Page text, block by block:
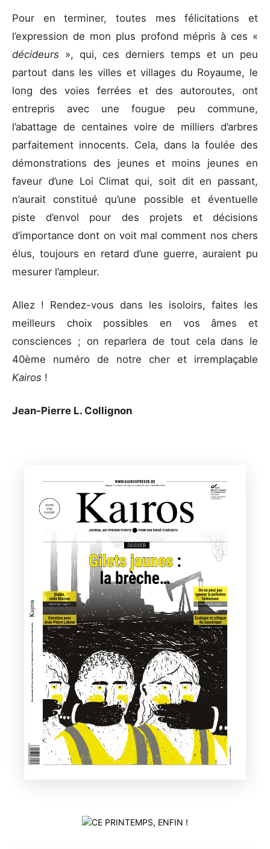
Pour en terminer, toutes mes félicitations et
l’expression de mon plus profond mépris à ces «
décideurs », qui, ces derniers temps et un peu
partout dans les villes et villages du Royaume, le
long des voies ferrées et des autoroutes, ont
entrepris avec une fougue peu commune,
l’abattage de centaines voire de milliers d’arbres
parfaitement innocents. Cela, dans la foulée des
démonstrations des jeunes et moins jeunes en
faveur d’une Loi Climat qui, soit dit en passant,
n’aurait constitué qu’une possible et éventuelle
piste d’envol pour des projets et décisions
d’importance dont on voit mal comment nos chers
élus, toujours en retard d’une guerre, auraient pu
mesurer l’ampleur.
Allez ! Rendez-vous dans les isoloirs, faites les
meilleurs choix possibles en vos âmes et
consciences ; on reparlera de tout cela dans le
40ème numéro de notre cher et irremplaçable
Kairos !
Jean-Pierre L. Collignon